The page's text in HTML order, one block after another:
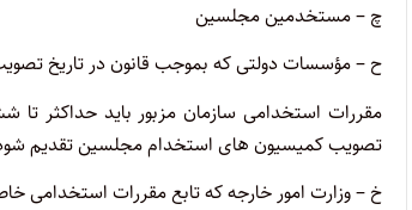
چ – مستخدمین مجلسین
ح – مؤسسات دولتی که بموجب قانون در تاریخ تصویب
مقررات استخدامی سازمان مزبور باید حداکثر
تصویب کمیسیون های استخدام مجلسین تقدیم
خ – وزارت امور خارجه که تابع مقررات استخدامی